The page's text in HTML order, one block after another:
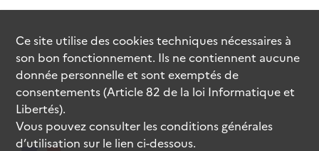
Ce site utilise descookiestechniques nécessaires à
son bon fonctionnement. Ils ne contiennent aucune
donnée personnelle et sont exemptés de
consentements (Article 82 de la loi Informatique et
Libertés).
Vous pouvez consulter les conditions générales
d’utilisation sur le lien ci-dessous.